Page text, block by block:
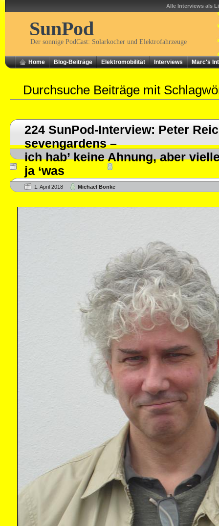
Alle Interviews als
SunPod
Der sonnige PodCast: Solarkocher und Elektrofahrzeuge
Home Blog-Beiträge Elektromobilität Interviews Marc's
Durchsuche Beiträge mit
224 SunPod-Interview: Peter
sevengardens –
ich hab’ keine Ahnung, aber
ja ‘was
1. April 2018 Michael Bonke